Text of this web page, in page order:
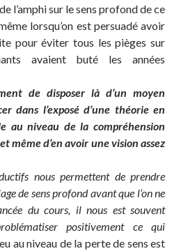
l’amphi sur le sens profond de ce
lorsqu’on est persuadé avoir
pour éviter tous les pièges sur
avaient buté les années
de disposer là d’un moyen
dans l’exposé d’une théorie en
au niveau de la compréhension
même d’en avoir une vision assez
nous permettent de prendre
de sens profond avant que l’on ne
du cours, il nous est souvent
positivement ce qui
au niveau de la perte de sens est